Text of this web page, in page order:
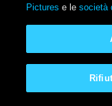
Pictures e lesocietà
The